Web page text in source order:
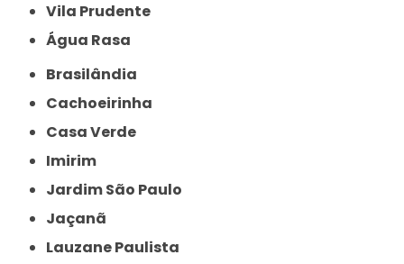
Vila Prudente
Água Rasa
Brasilândia
Cachoeirinha
Casa Verde
Imirim
Jardim São Paulo
Jaçanã
Lauzane Paulista